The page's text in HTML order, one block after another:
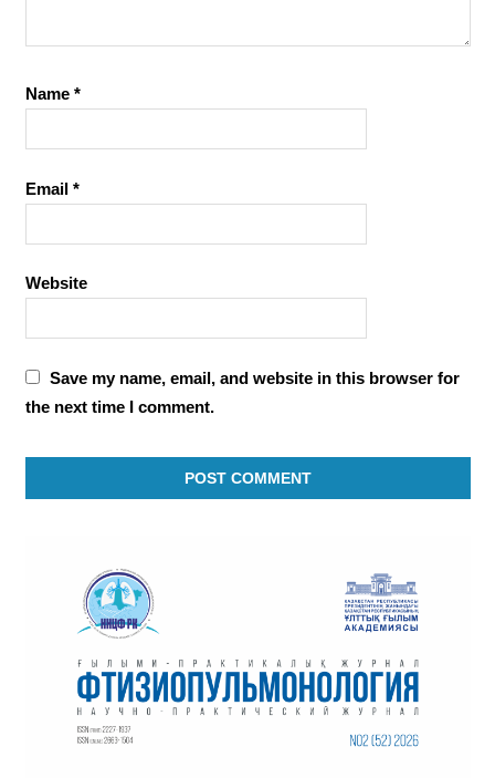
Name *
Email *
Website
Save my name, email, and website in this browser for
the next time I comment.